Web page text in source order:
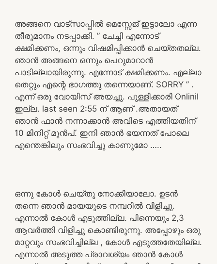
അങ്ങനെ വാട്സാപ്പിൽ മെസ്സേജ് ഇട്ടാലോ എന്ന
തീരുമാനം നടപ്പാക്കി. ” ചേച്ചി എന്നോട്
ക്ഷമിക്കണം, ഒന്നും വിഷമിപ്പിക്കാൻ ചെയ്തതല്ല.
ഞാൻ അങ്ങനെ ഒന്നും പെറുമാറാൻ
പാടില്ലായിരുന്നു. എന്നോട് ക്ഷമിക്കണം. എല്ലാ
തെറ്റും എന്റെ ഭാഗത്തു തന്നെയാണ്. SORRY ” .
എന്ന് ഒരു വോയിസ് അയച്ചു. പുള്ളിക്കാരി Onlinil
ഇല്ല. last seen 2:55 ന് ആണ് .അതായത്
ഞാൻ ഫാൻ നന്നാക്കാൻ അവിടെ എത്തിയതിന്
10 മിനിറ്റ് മുൻപ്. ഇനി ഞാൻ ഭയന്നത് പോലെ
എന്തെങ്കിലും സംഭവിച്ചു കാണുമോ …..
ഒന്നു കോൾ ചെയ്തു നോക്കിയാലോ. ഉടൻ
തന്നെ ഞാൻ മായയുടെ നമ്പറിൽ വിളിച്ചു.
എന്നാൽ കോൾ എടുത്തില്ല. പിന്നെയും 2,3
ആവർത്തി വിളിച്ചു കൊണ്ടിരുന്നു. അപ്പോഴും ഒരു
മാറ്റവും സംഭവിച്ചില്ല , കോൾ എടുത്തതേയില്ല.
എന്നാൽ അടുത്ത പ്രാവശ്യം ഞാൻ കോൾ